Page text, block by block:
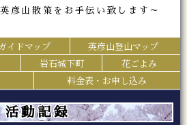
彦山散策をお手伝い致します～
イドマップ
英彦山登山マップ
岩石城下町
花ごよみ
料金表・お申し込み
活動記録